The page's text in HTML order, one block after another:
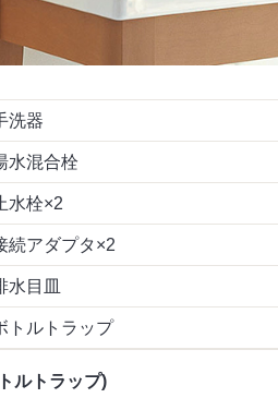
洗器
水混合栓
水栓×2
続アダプタ×2
水目皿
トルトラップ
ルトラップ)